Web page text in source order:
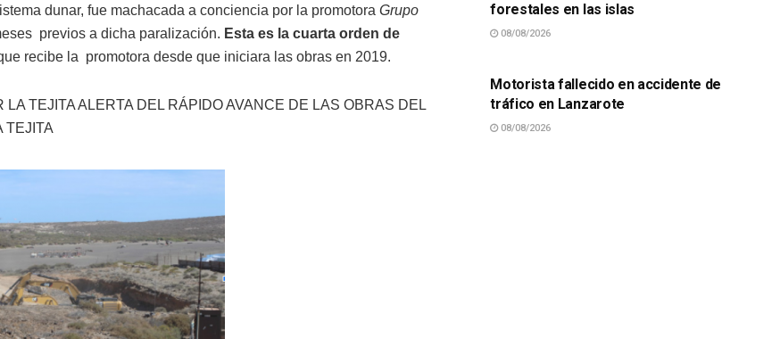
dunar, fue machacada a conciencia por la promotora Grupo
previos a dicha paralización. Esta es la cuarta orden de
recibe la promotora desde que iniciara las obras en 2019.
LA TEJITA ALERTA DEL RÁPIDO AVANCE DE LAS OBRAS DEL
TEJITA
forestales en las islas
08/08/2026
Motorista fallecido en accidente de
tráfico en Lanzarote
08/08/2026